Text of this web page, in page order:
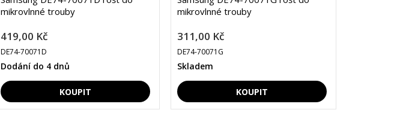
mikrovlnné trouby
419,00 Kč
DE74-70071D
Dodání do 4 dnů
mikrovlnné trouby
311,00 Kč
DE74-70071G
Skladem